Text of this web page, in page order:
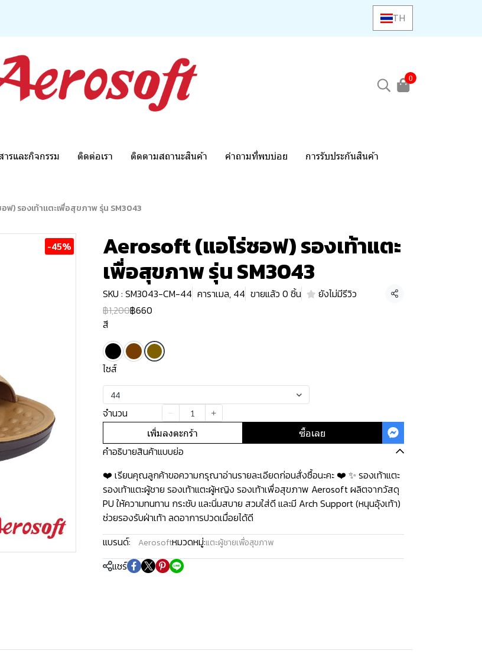
TH
0
ารและกิจกรรม ติดต่อเรา ติดตามสถานะสินค้า คำถามที่พบบ่อย การรับประกันสินค้า
ฟ) รองเท้าแตะเพื่อสุขภาพ รุ่น SM3043
-45% Aerosoft (แอโร่ซอฟ) รองเท้าแตะ
เพื่อสุขภาพ รุ่น SM3043
SKU : SM3043-CM-44 คาราเมล, 44 ขายแล้ว 0 ชิ้น ยังไม่มีรีวิว แชร์
฿1,200฿660
สี
ไซส์
44
จำนวน
เพิ่มลงตะกร้า ซื้อเลย
คำอธิบายสินค้าแบบย่อ
❤️ เรียนคุณลูกค้าขอความกรุณาอ่านรายละเอียดก่อนสั่งซื้อนะคะ️️ ️❤️ ✨ รองเท้าแตะ
รองเท้าแตะผู้ชาย รองเท้าแตะผู้หญิง รองเท้าเพื่อสุขภาพ Aerosoft ผลิตจากวัสดุ
PU ให้ความทนทาน กระชับ และนิ่มสบาย สวมใส่ดี และมี Arch Support (หนุนอุ้งเท้า)
ช่วยรองรับฝ่าเท้า ลดอาการปวดเมื่อยได้ดี
แบรนด์:
Aerosoftหมวดหมู่:แตะผู้ชายเพื่อสุขภาพ
แชร์